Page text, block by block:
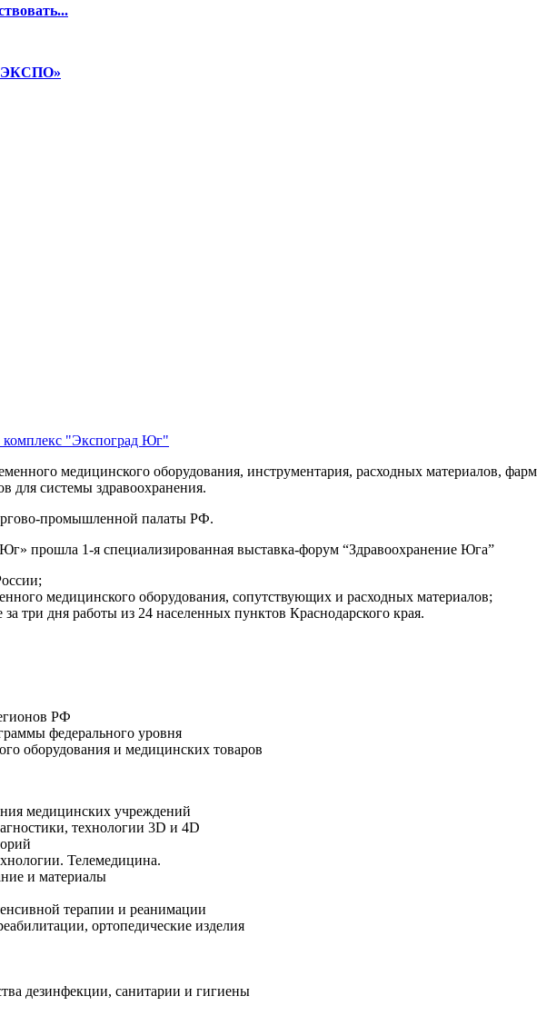
ЭКСПО»
комплекс "Экспоград Юг"
медицинского оборудования, инструментария, расходных материалов,
для системы здравоохранения.
промышленной палаты РФ.
прошла 1-я специализированная выставка-форум “Здравоохранение Юга”
медицинского оборудования, сопутствующих и расходных материалов;
три дня работы из 24 населенных пунктов Краснодарского края.
РФ
федерального уровня
оборудования и медицинских товаров
медицинских учреждений
технологии 3D и 4D
Телемедицина.
и материалы
терапии и реанимации
ортопедические изделия
дезинфекции, санитарии и гигиены